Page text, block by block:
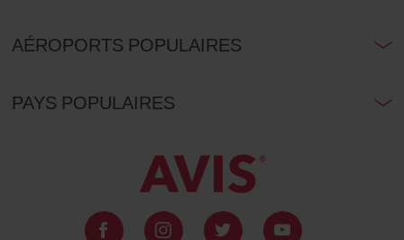
AÉROPORTS POPULAIRES
PAYS POPULAIRES